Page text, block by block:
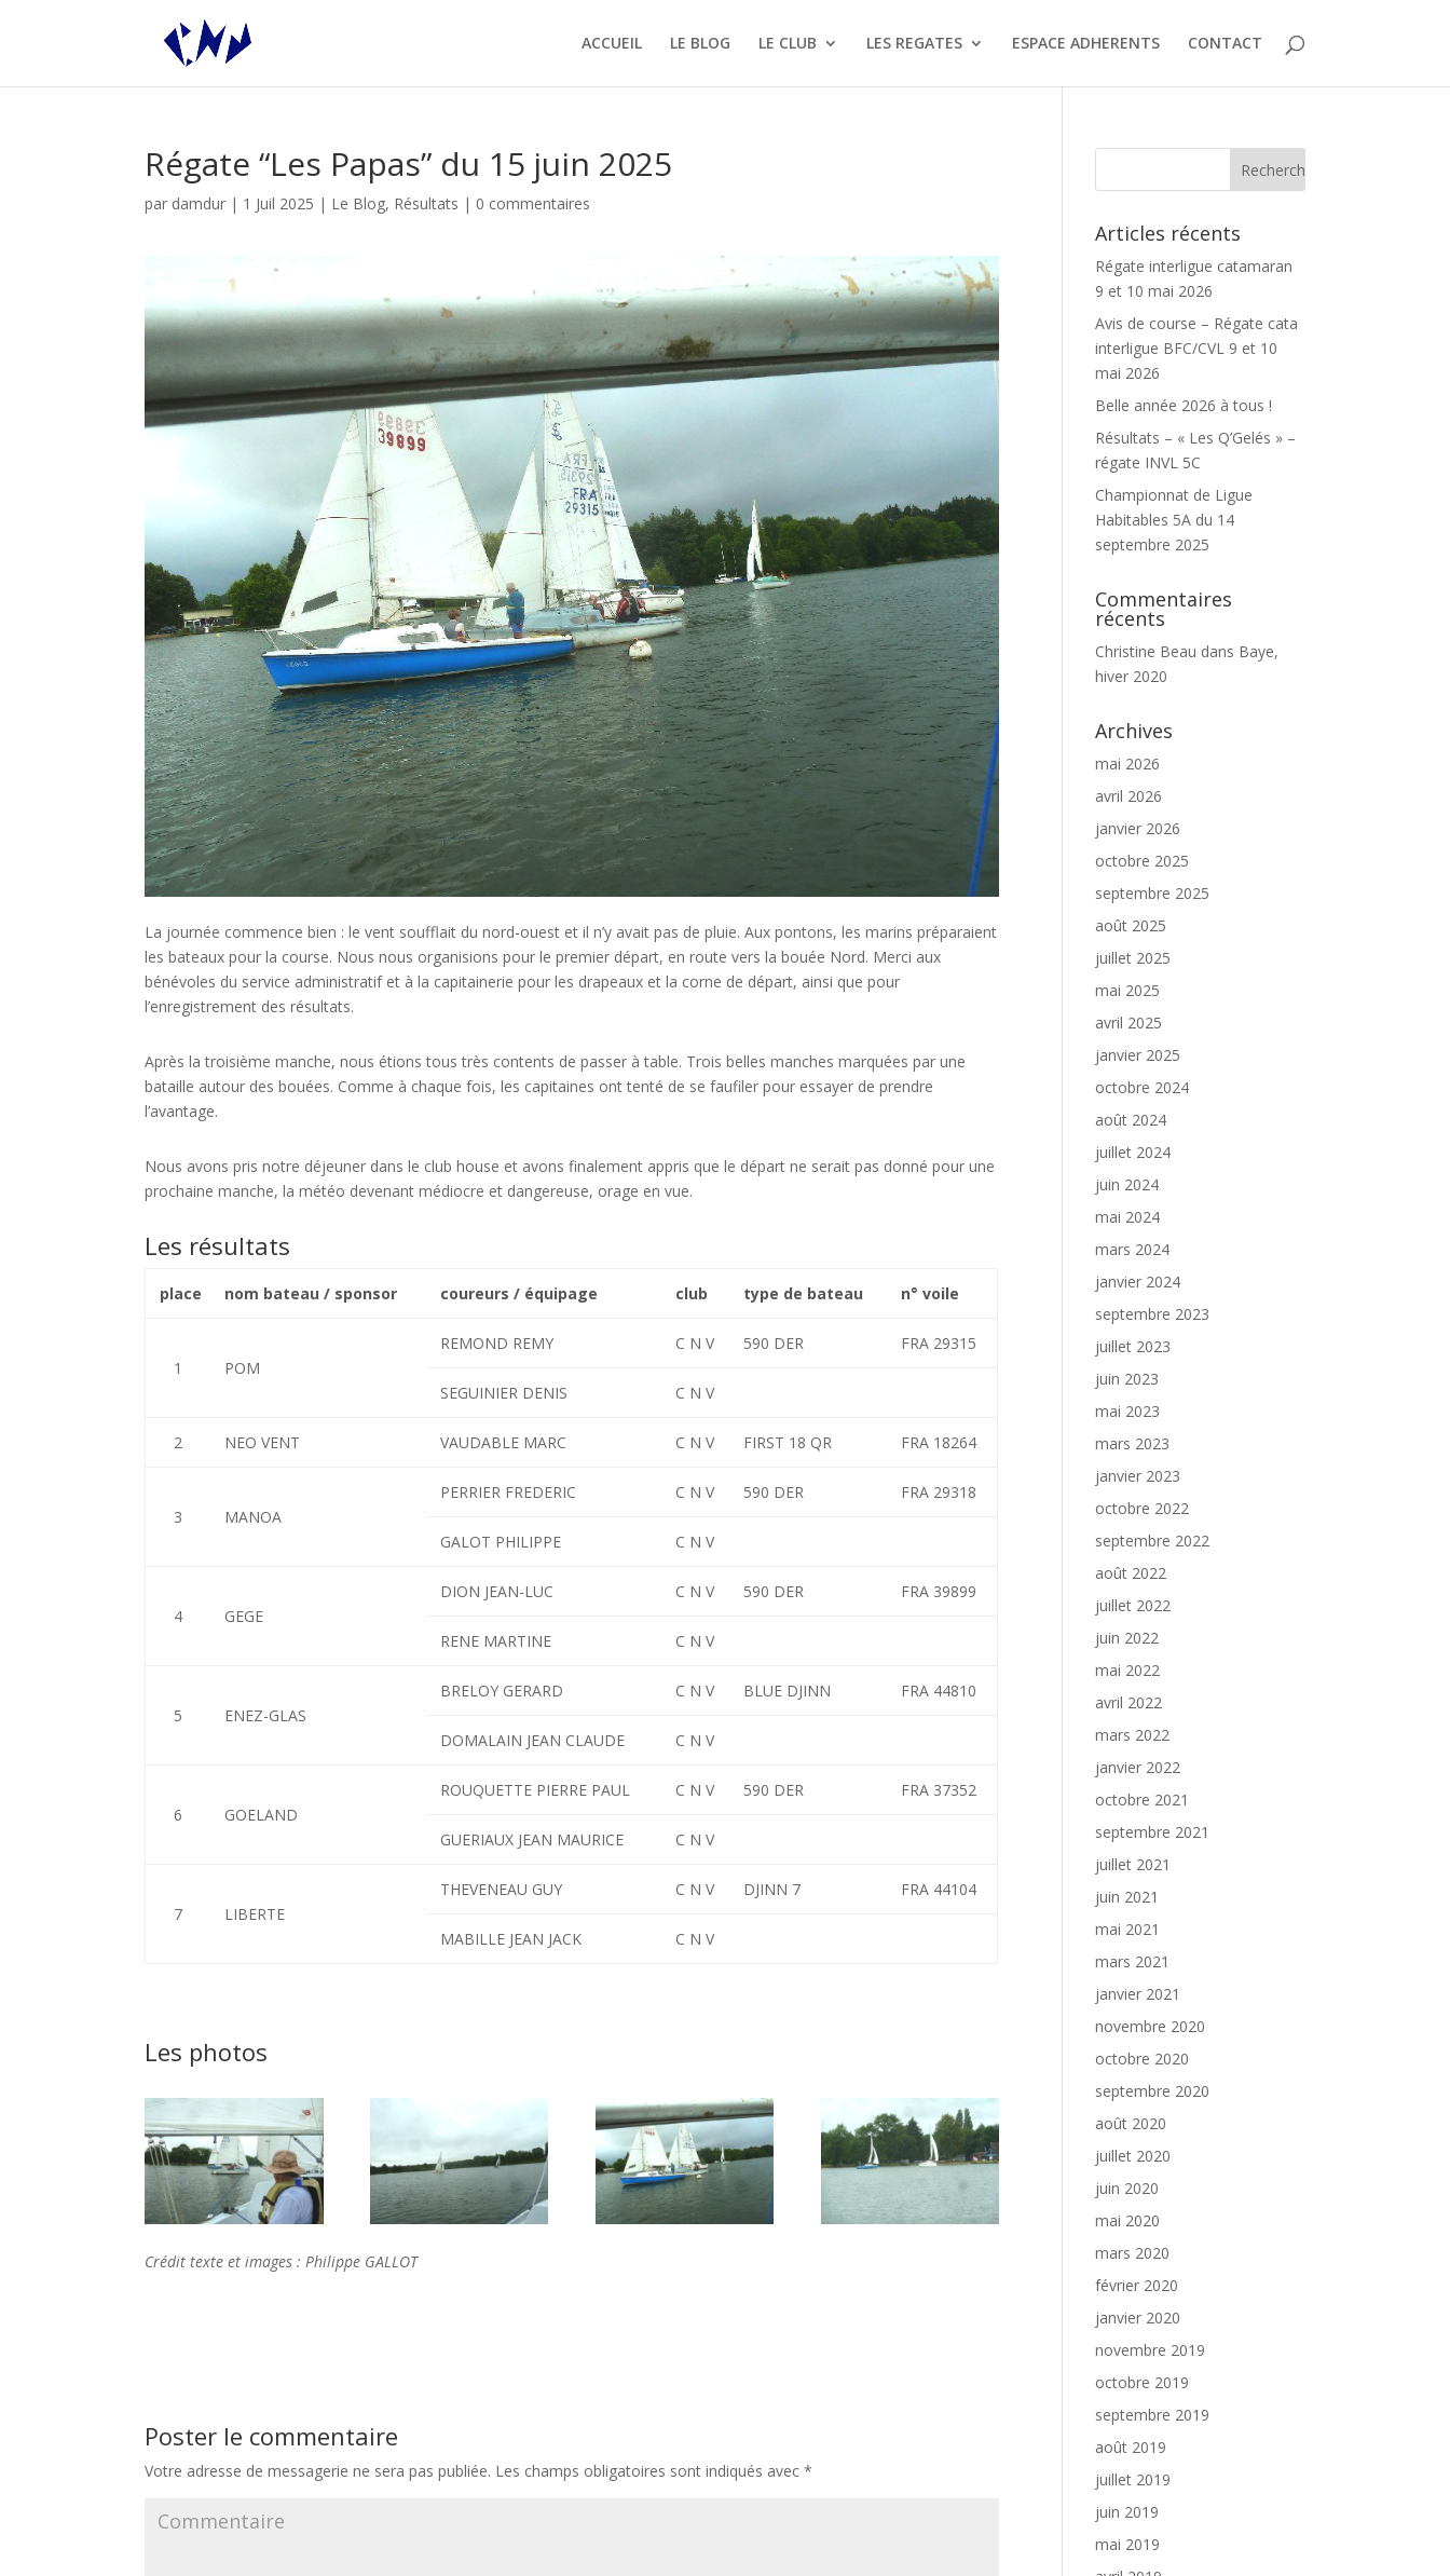
ACCUEIL LE BLOG LE CLUB LES REGATES ESPACE ADHERENTS CONTACT
Régate “Les Papas” du 15 juin 2025
par damdur | 1 Juil 2025 | Le Blog, Résultats | 0 commentaires
La journée commence bien : le vent soufflait du nord-ouest et il n’y avait pas de pluie. Aux pontons, les marins préparaient
les bateaux pour la course. Nous nous organisions pour le premier départ, en route vers la bouée Nord. Merci aux
bénévoles du service administratif et à la capitainerie pour les drapeaux et la corne de départ, ainsi que pour
l’enregistrement des résultats.
Après la troisième manche, nous étions tous très contents de passer à table. Trois belles manches marquées par une
bataille autour des bouées. Comme à chaque fois, les capitaines ont tenté de se faufiler pour essayer de prendre
l’avantage.
Nous avons pris notre déjeuner dans le club house et avons finalement appris que le départ ne serait pas donné pour une
prochaine manche, la météo devenant médiocre et dangereuse, orage en vue.
Les résultats
place nom bateau / sponsor coureurs / équipage club type de bateau n° voile
1 POM
REMOND REMY C N V 590 DER FRA 29315
SEGUINIER DENIS C N V
2 NEO VENT VAUDABLE MARC C N V FIRST 18 QR FRA 18264
3 MANOA
PERRIER FREDERIC C N V 590 DER FRA 29318
GALOT PHILIPPE C N V
4 GEGE
DION JEAN-LUC C N V 590 DER FRA 39899
RENE MARTINE C N V
5 ENEZ-GLAS
BRELOY GERARD C N V BLUE DJINN FRA 44810
DOMALAIN JEAN CLAUDE C N V
6 GOELAND
ROUQUETTE PIERRE PAUL C N V 590 DER FRA 37352
GUERIAUX JEAN MAURICE C N V
7 LIBERTE
THEVENEAU GUY C N V DJINN 7 FRA 44104
MABILLE JEAN JACK C N V
Les photos
Crédit texte et images : Philippe GALLOT
Poster le commentaire
Votre adresse de messagerie ne sera pas publiée. Les champs obligatoires sont indiqués avec*
Articles récents
Régate interligue catamaran
9 et 10 mai 2026
Avis de course – Régate cata
interligue BFC/CVL 9 et 10
mai 2026
Belle année 2026 à tous !
Résultats – « Les Q’Gelés » –
régate INVL 5C
Championnat de Ligue
Habitables 5A du 14
septembre 2025
Commentaires
récents
Christine Beau dans Baye,
hiver 2020
Archives
mai 2026
avril 2026
janvier 2026
octobre 2025
septembre 2025
août 2025
juillet 2025
mai 2025
avril 2025
janvier 2025
octobre 2024
août 2024
juillet 2024
juin 2024
mai 2024
mars 2024
janvier 2024
septembre 2023
juillet 2023
juin 2023
mai 2023
mars 2023
janvier 2023
octobre 2022
septembre 2022
août 2022
juillet 2022
juin 2022
mai 2022
avril 2022
mars 2022
janvier 2022
octobre 2021
septembre 2021
juillet 2021
juin 2021
mai 2021
mars 2021
janvier 2021
novembre 2020
octobre 2020
septembre 2020
août 2020
juillet 2020
juin 2020
mai 2020
mars 2020
février 2020
janvier 2020
novembre 2019
octobre 2019
septembre 2019
août 2019
juillet 2019
juin 2019
mai 2019